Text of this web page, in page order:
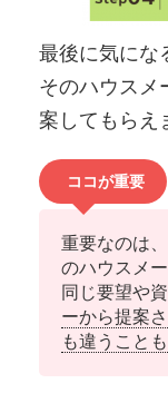
最後に気にな
そのハウスメ
案してもらえ
ココが重要
重要なのは
のハウスメ
同じ要望や
ーから提案
も違うこと